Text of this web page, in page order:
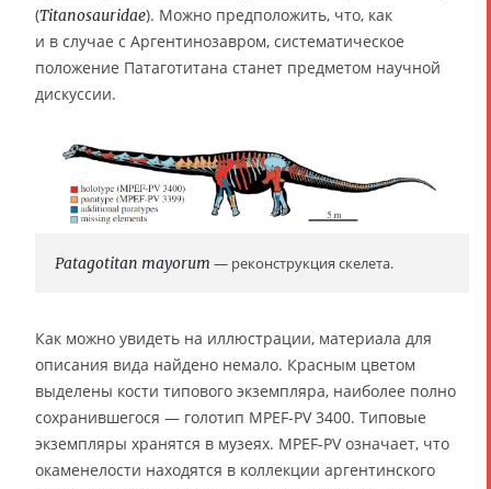
(Titanosauridae). Можно предположить, что, как
и в случае с Аргентинозавром, систематическое
положение Патаготитана станет предметом научной
дискуссии.
Patagotitan mayorum — реконструкция скелета.
Как можно увидеть на иллюстрации, материала для
описания вида найдено немало. Красным цветом
выделены кости типового экземпляра, наиболее полно
сохранившегося — голотип MPEF-PV 3400. Типовые
экземпляры хранятся в музеях. MPEF-PV означает, что
окаменелости находятся в коллекции аргентинского